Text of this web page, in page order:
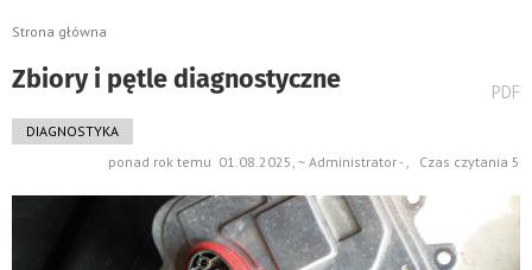
Strona główna
Zbiory i pętle diagnostyczne PDF
DIAGNOSTYKA
ponad rok temu 01.08.2025, ~ Administrator - , Czas czytania 5